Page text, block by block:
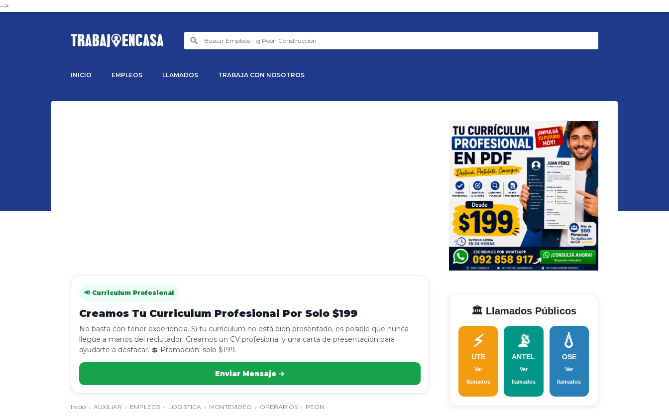
-->
INICIO EMPLEOS LLAMADOS TRABAJA CON NOSOTROS
📢 Curriculum Profesional
Creamos Tu Curriculum Profesional Por Solo $199
No basta con tener experiencia. Si tu currículum no está bien presentado, es posible que nunca
llegue a manos del reclutador. Creamos un CV profesional y una carta de presentación para
ayudarte a destacar. 💲 Promoción: solo $199.
Enviar Mensaje →
Inicio › AUXILIAR › EMPLEOS › LOGISTICA › MONTEVIDEO › OPERARIOS › PEON
🏛️ Llamados Públicos
⚡
UTE
Ver
llamados
📡
ANTEL
Ver
llamados
💧
OSE
Ver
llamados